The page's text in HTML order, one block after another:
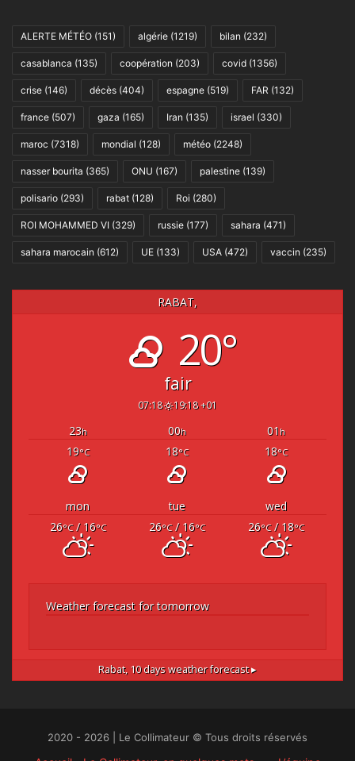
ALERTE MÉTÉO (151) algérie (1219) bilan (232)
casablanca (135) coopération (203) covid (1356)
crise (146) décès (404) espagne (519) FAR (132)
france (507) gaza (165) Iran (135) israel (330)
maroc (7318) mondial (128) météo (2248)
nasser bourita (365) ONU (167) palestine (139)
polisario (293) rabat (128) Roi (280)
ROI MOHAMMED VI (329) russie (177) sahara (471)
sahara marocain (612) UE (133) USA (472) vaccin (235)
RABAT,
20°
fair
07:18 19:18 +01
23h 00h 01 h
19°C 18°C 18°C
mon tue
wed
26°C/ 16°C 26°C/ 16°C 26°C/ 18°C
Weather forecast for tomorrow
Rabat, 10 days weather forecast ▸
2020 - 2026 | Le Collimateur © Tous droits réservés